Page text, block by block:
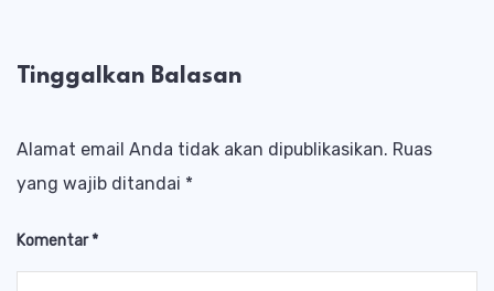
Tinggalkan Balasan
Alamat email Anda tidak akan dipublikasikan. Ruas
yang wajib ditandai *
Komentar*